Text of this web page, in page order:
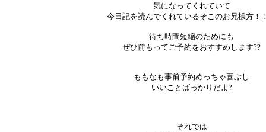
気になってくれていて
今日記を読んでくれているそこのお兄様方！
待ち時間短縮のためにも
ぜひ前もってご予約をおすすめします??
ももなも事前予約めっちゃ喜ぶし
いいことばっかりだよ?
それでは